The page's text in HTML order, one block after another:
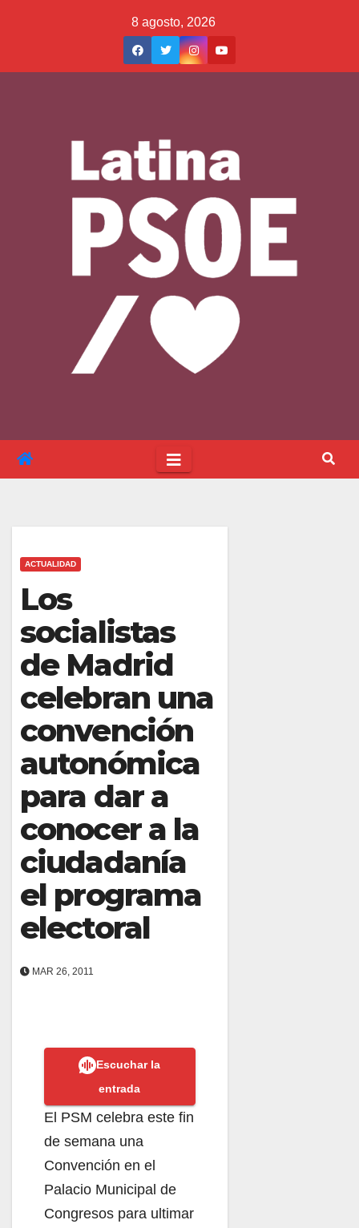
8 agosto, 2026
ACTUALIDAD
Los
socialistas
de Madrid
celebran una
convención
autonómica
para dar a
conocer a la
ciudadanía
el programa
electoral
MAR 26, 2011
Escuchar la
entrada
El PSM celebra este fin
de semana una
Convención en el
Palacio Municipal de
Congresos para ultimar